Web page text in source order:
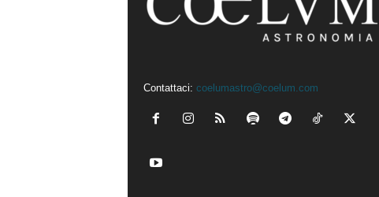
Contattaci: coelumastro@coelum.com